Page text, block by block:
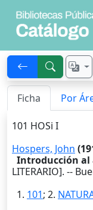
Ficha Por
101 HOSi I
Hospers, John
Introducción al
LITERARIO]. --
1. 101; 2.